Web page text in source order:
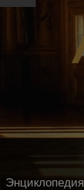
Энциклопедия